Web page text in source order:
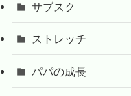
サブスク
ストレッチ
パパの成長